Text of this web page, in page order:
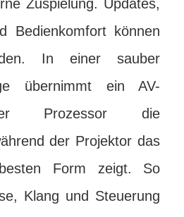
Zuspielung. Updates,
Bedienkomfort können
In einer sauber
übernimmt ein AV-
Prozessor die
der Projektor das
Form zeigt. So
Klang und Steuerung